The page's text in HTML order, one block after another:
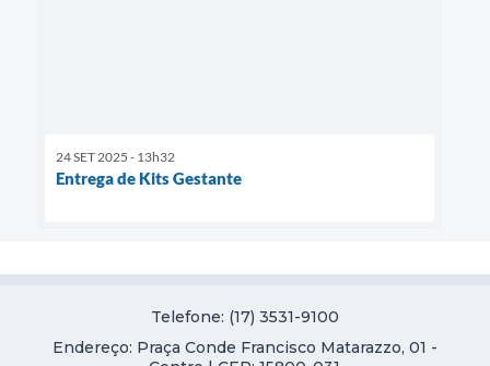
24 SET 2025 - 13h32
Entrega de Kits Gestante
Telefone: (17) 3531-9100
Endereço: Praça Conde Francisco Matarazzo, 01 -